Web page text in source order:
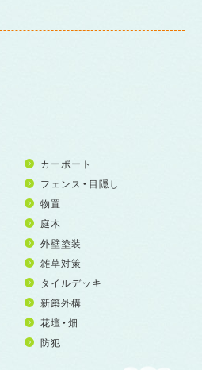
カーポート
フェンス・目隠し
物置
庭木
外壁塗装
雑草対策
タイルデッキ
新築外構
花壇・畑
防犯